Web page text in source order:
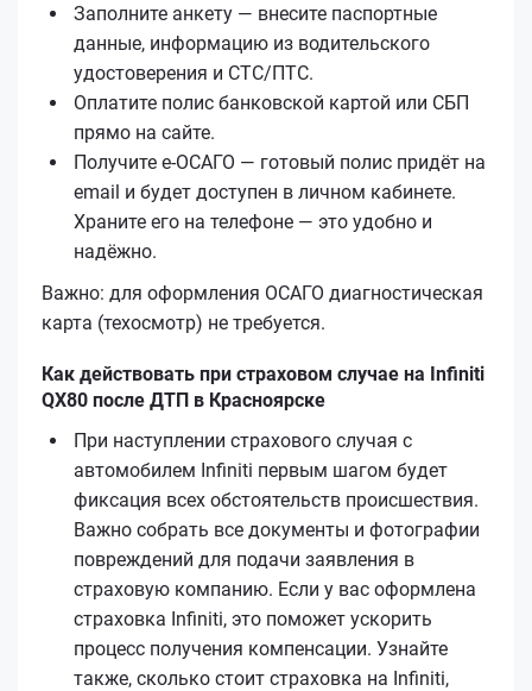
Заполните анкету — внесите паспортные
данные, информацию из водительского
удостоверения и СТС/ПТС.
Оплатите полис банковской картой или СБП
прямо на сайте.
Получите е‑ОСАГО — готовый полис придёт на
email и будет доступен в личном кабинете.
Храните его на телефоне — это удобно и
надёжно.
Важно: для оформления ОСАГО диагностическая
карта (техосмотр) не требуется.
Как действовать при страховом случае на Infiniti
QX80 после ДТП в Красноярске
При наступлении страхового случая с
автомобилем Infiniti первым шагом будет
фиксация всех обстоятельств происшествия.
Важно собрать все документы и фотографии
повреждений для подачи заявления в
страховую компанию. Если у вас оформлена
страховка Infiniti, это поможет ускорить
процесс получения компенсации. Узнайте
также, сколько стоит страховка на Infiniti,